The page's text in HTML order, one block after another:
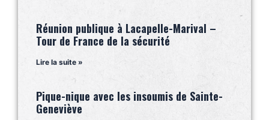
Réunion publique à Lacapelle-Marival –
Tour de France de la sécurité
Lire la suite »
Pique-nique avec les insoumis de Sainte-
Geneviève